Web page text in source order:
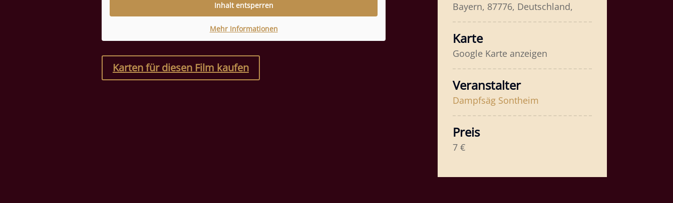
Inhalt entsperren
Mehr Informationen
Karten für diesen Film kaufen
Bayern, 87776, Deutschland,
Karte
Google Karte anzeigen
Veranstalter
Dampfsäg Sontheim
Preis
7 €